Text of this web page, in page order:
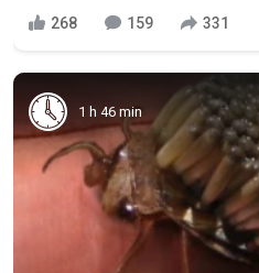
268 159 331
1 h 46 min